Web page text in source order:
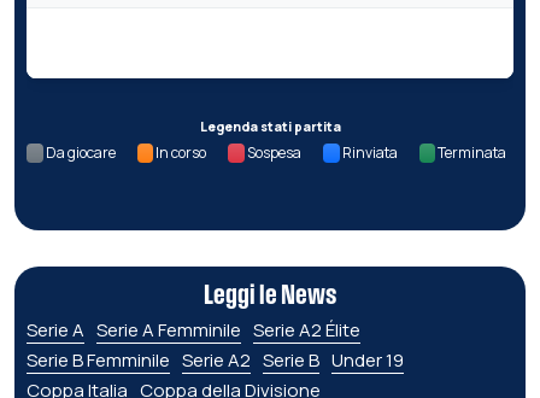
Legenda stati partita
Da giocare In corso Sospesa Rinviata Terminata
Leggi le News
Serie A Serie A Femminile Serie A2 Élite
Serie B Femminile Serie A2 Serie B Under 19
Coppa Italia Coppa della Divisione